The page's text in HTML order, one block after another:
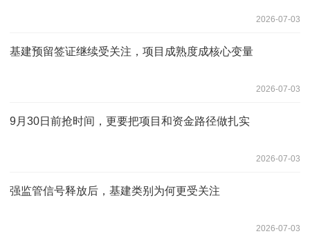
2026-07-03
基建预留签证继续受关注，项目成熟度成核心变量
2026-07-03
9月30日前抢时间，更要把项目和资金路径做扎实
2026-07-03
强监管信号释放后，基建类别为何更受关注
2026-07-03